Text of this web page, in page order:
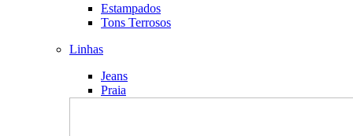
Estampados
Tons Terrosos
Linhas
Jeans
Praia